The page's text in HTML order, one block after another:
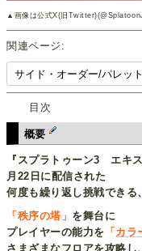
▲画像は公式X(旧
関連ページ:
目次
概要
『スプラトゥーン3 エキ
月22日に配信された
何度も繰り返し挑戦できる、
「秩序の塔」 を舞台に
プレイヤーの能力を 「カラ
さまざまなフロアを攻略し